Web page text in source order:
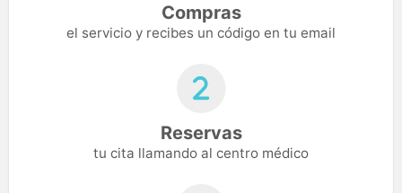
Compras
el servicio y recibes un código en tu email
Reservas
tu cita llamando al centro médico